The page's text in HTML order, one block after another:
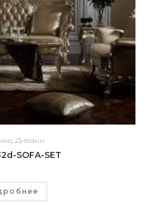
,Диваны
SOFA-SET